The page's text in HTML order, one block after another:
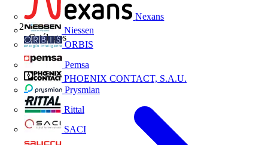
Nexans
Niessen
ORBIS
Pemsa
PHOENIX CONTACT, S.A.U.
Prysmian
Rittal
SACI
Catálogos